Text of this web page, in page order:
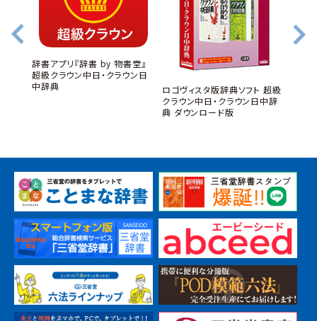
辞書アプリ『辞書 by 物書堂』
超級クラウン中日・クラウン日
中辞典
ロゴヴィスタ版辞典ソフト 超級
クラウン中日・クラウン日中辞
典 ダウンロード版